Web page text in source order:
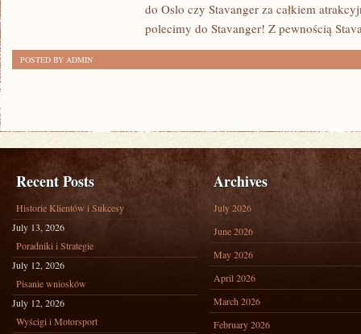
BAŁKANÓWdo Oslo czy Stavanger za całkiem
polecimy do Stavanger! Z pewnością
POSTED BY ADMIN
Recent Posts
Historie Klientów i Sukcesy
July 13, 2026
Poradniki i Strategie
July 12, 2026
Pisanie wniosków
July 12, 2026
Wyścigi i Motorsport
Archives
July 2026
June 2026
May 2026
April 2026
March 2026
February 2026